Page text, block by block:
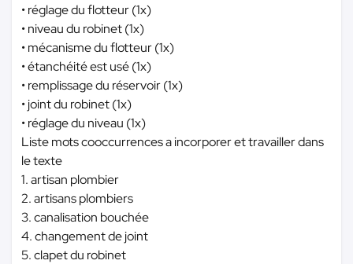
• réglage du flotteur (1x)
• niveau du robinet (1x)
• mécanisme du flotteur (1x)
• étanchéité est usé (1x)
• remplissage du réservoir (1x)
• joint du robinet (1x)
• réglage du niveau (1x)
Liste mots cooccurrences a incorporer et travailler dans
le texte
1. artisan plombier
2. artisans plombiers
3. canalisation bouchée
4. changement de joint
5. clapet du robinet